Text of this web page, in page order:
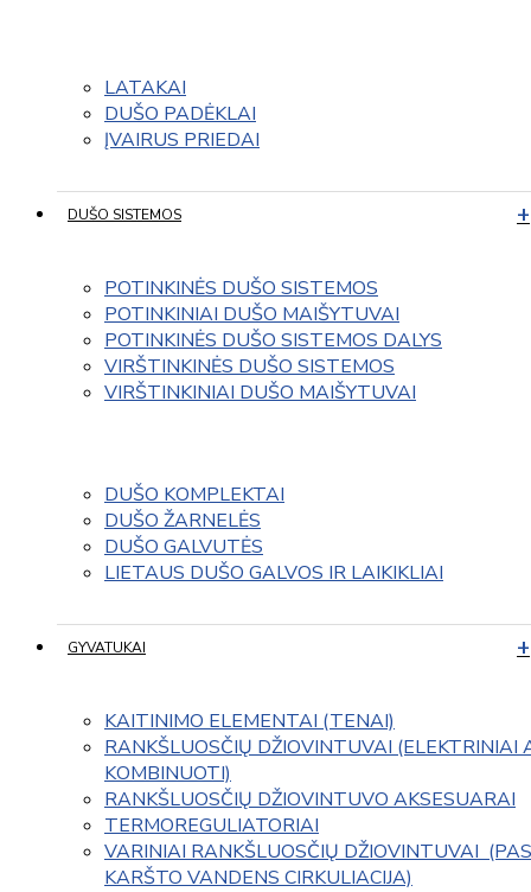
LATAKAI
DUŠO PADĖKLAI
ĮVAIRUS PRIEDAI
DUŠO SISTEMOS
POTINKINĖS DUŠO SISTEMOS
POTINKINIAI DUŠO MAIŠYTUVAI
POTINKINĖS DUŠO SISTEMOS DALYS
VIRŠTINKINĖS DUŠO SISTEMOS
VIRŠTINKINIAI DUŠO MAIŠYTUVAI
DUŠO KOMPLEKTAI
DUŠO ŽARNELĖS
DUŠO GALVUTĖS
LIETAUS DUŠO GALVOS IR LAIKIKLIAI
GYVATUKAI
KAITINIMO ELEMENTAI (TENAI)
RANKŠLUOSČIŲ DŽIOVINTUVAI (ELEKTRINIAI
KOMBINUOTI)
RANKŠLUOSČIŲ DŽIOVINTUVO AKSESUARAI
TERMOREGULIATORIAI
VARINIAI RANKŠLUOSČIŲ DŽIOVINTUVAI
KARŠTO VANDENS CIRKULIACIJA)